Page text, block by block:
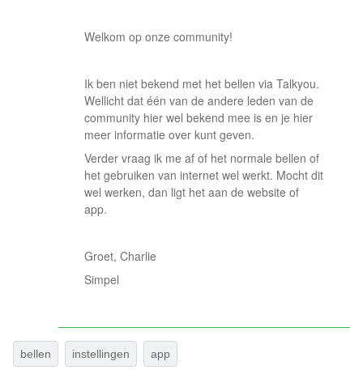
Welkom op onze community!
Ik ben niet bekend met het bellen via Talkyou.
Wellicht dat één van de andere leden van de
community hier wel bekend mee is en je hier
meer informatie over kunt geven.
Verder vraag ik me af of het normale bellen of
het gebruiken van internet wel werkt. Mocht dit
wel werken, dan ligt het aan de website of
app.
Groet, Charlie
Simpel
bellen instellingen app